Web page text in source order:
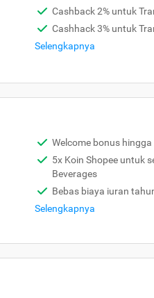
Cashback 2% untuk
Cashhack 3% untuk
Selengkapnya
Welcome bonus
5x Koin Shopee untuk
Beverages
Bebas biaya iuran
Selengkapnya